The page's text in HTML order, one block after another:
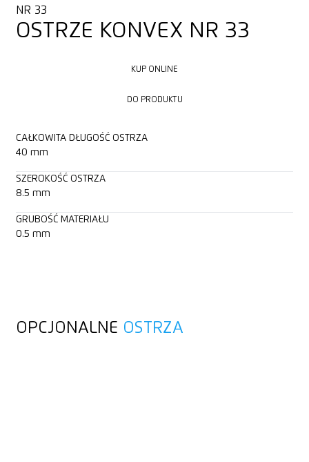
NR 33
OSTRZE KONVEX NR 33
KUP ONLINE
DO PRODUKTU
CAŁKOWITA DŁUGOŚĆ OSTRZA
40 mm
SZEROKOŚĆ OSTRZA
8.5 mm
GRUBOŚĆ MATERIAŁU
0.5 mm
OPCJONALNE OSTRZA